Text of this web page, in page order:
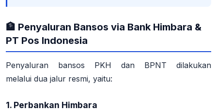
🏦 Penyaluran Bansos via Bank Himbara &
PT Pos Indonesia
Penyaluran bansos PKH dan BPNT dilakukan
melalui dua jalur resmi, yaitu:
1. Perbankan Himbara